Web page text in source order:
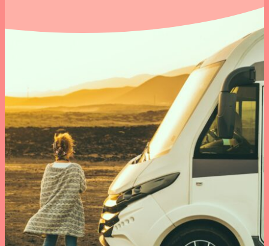
Download documenten
Voorwaarden
Schade Melden
Veelgestelde vragen